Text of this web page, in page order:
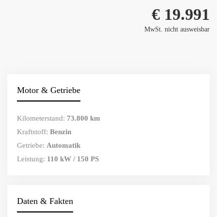
€ 19.991
MwSt. nicht ausweisbar
Motor & Getriebe
Kilometerstand: 73.800 km
Kraftstoff: Benzin
Getriebe: Automatik
Leistung: 110 kW / 150 PS
Daten & Fakten